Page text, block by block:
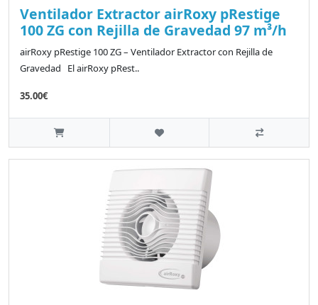
Ventilador Extractor airRoxy pRestige
100 ZG con Rejilla de Gravedad 97 m³/h
airRoxy pRestige 100 ZG – Ventilador Extractor con Rejilla de
Gravedad El airRoxy pRest..
35.00€